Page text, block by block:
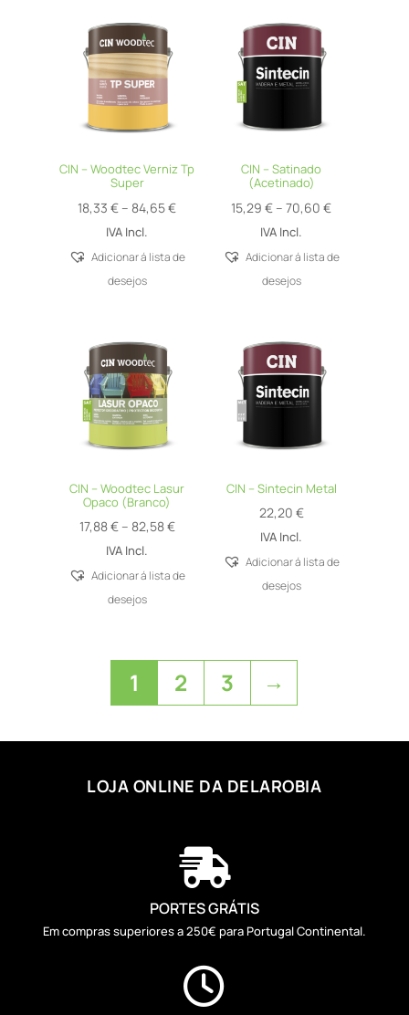
CIN – Woodtec Verniz Tp
Super
18,33€ – 84,65€Price
18,33 €
IVA Incl.
Adicionar á lista de
desejos
CIN – Satinado
(Acetinado)
15,29€ – 70,60€Price
15,29 €
IVA Incl.
Adicionar á lista de
desejos
CIN – Woodtec Lasur
Opaco (Branco)
17,88€ – 82,58€Price
17,88 €
IVA Incl.
Adicionar á lista de
desejos
CIN – Sintecin Metal
22,20 €
IVA Incl.
Adicionar á lista de
desejos
1 2 3 →
LOJA ONLINE DA DELAROBIA

PORTES GRÁTIS
Em compras superiores a 250€ para Portugal Continental.
